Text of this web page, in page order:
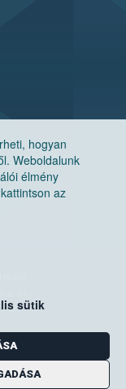
hogyan
Weboldalunk
élmény
az
sütik
30.